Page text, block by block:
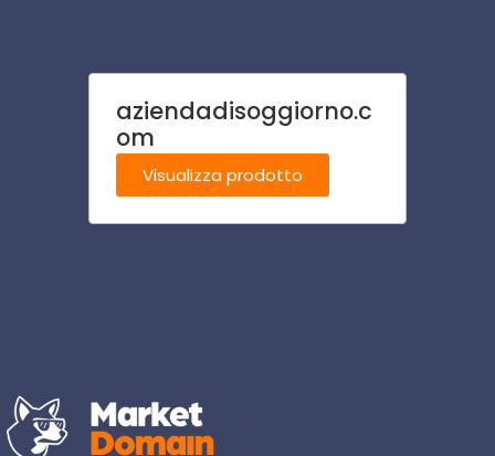
aziendadisoggiorno.c
om
Visualizza prodotto